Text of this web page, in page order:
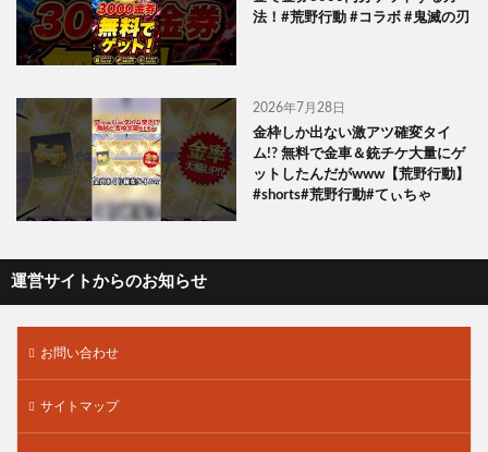
法！#荒野行動 #コラボ #鬼滅の刃
2026年7月28日
金枠しか出ない激アツ確変タイ
ム!? 無料で金車＆銃チケ大量にゲ
ットしたんだがwww【荒野行動】
#shorts#荒野行動#てぃちゃ
運営サイトからのお知らせ
お問い合わせ
サイトマップ